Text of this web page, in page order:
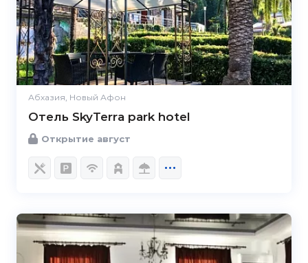
Абхазия, Новый Афон
Отель SkyTerra park hotel
Открытие август